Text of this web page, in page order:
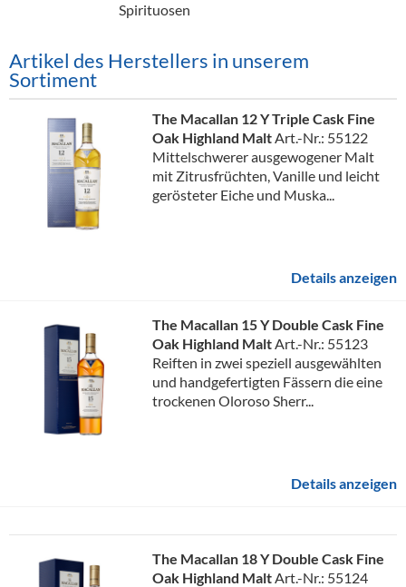
Spirituosen
Artikel des Herstellers in unserem
Sortiment
The Macallan 12 Y Triple Cask Fine
Oak Highland MaltArt.-Nr.: 55122
Mittelschwerer ausgewogener Malt
mit Zitrusfrüchten, Vanille und leicht
gerösteter Eiche und Muska...
Details anzeigen
The Macallan 15 Y Double Cask Fine
Oak Highland MaltArt.-Nr.: 55123
Reiften in zwei speziell ausgewählten
und handgefertigten Fässern die eine
trockenen Oloroso Sherr...
Details anzeigen
The Macallan 18 Y Double Cask Fine
Oak Highland MaltArt.-Nr.: 55124